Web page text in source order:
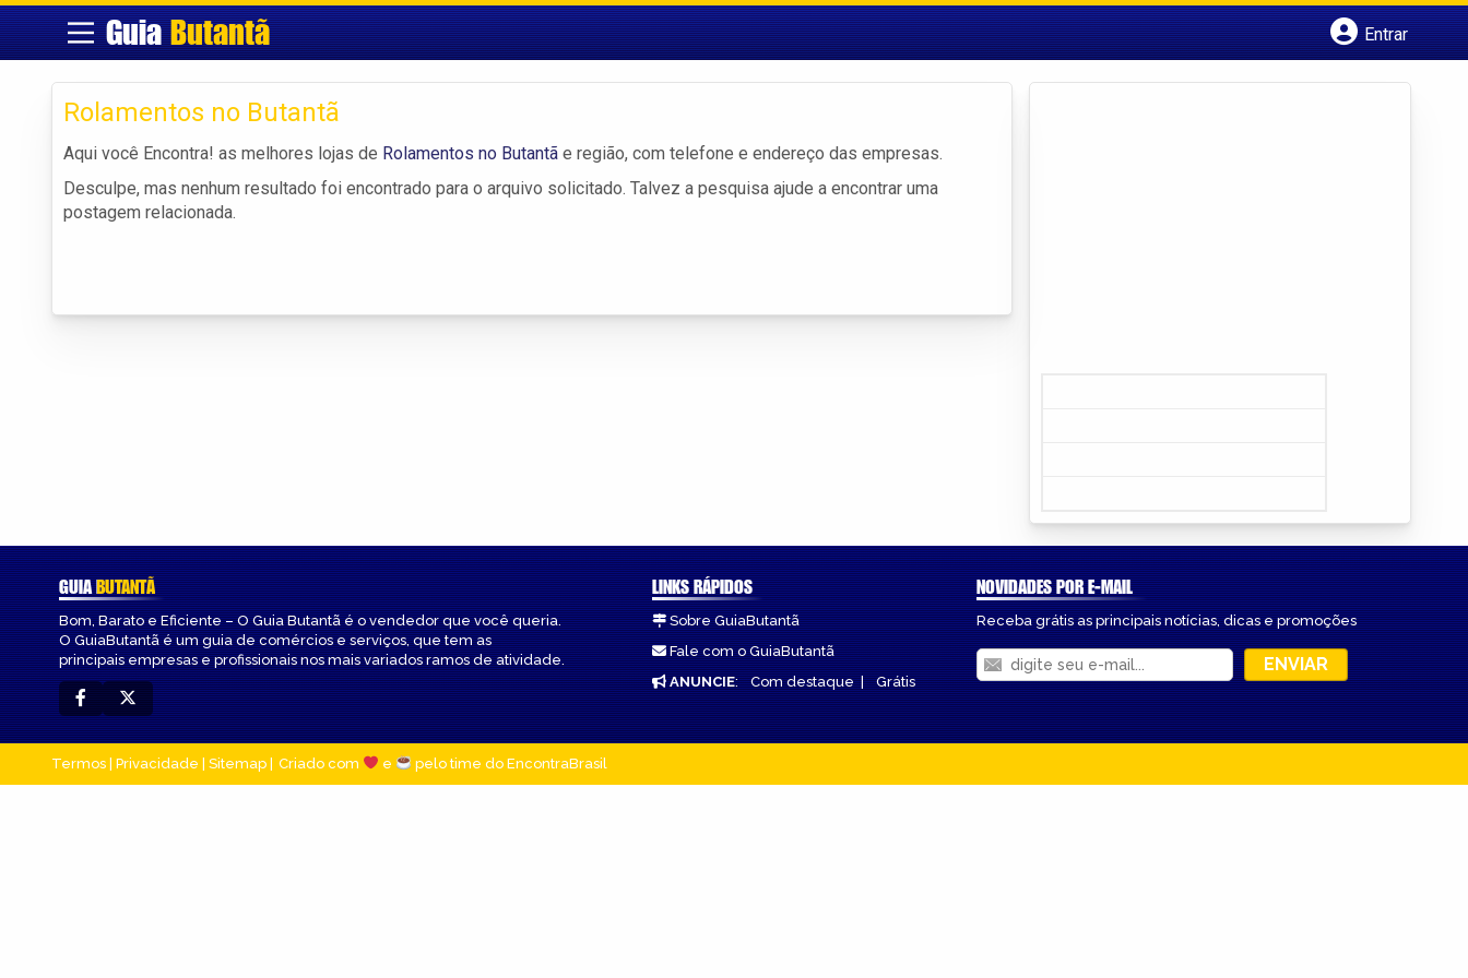
GuiaButantã
Entrar
Rolamentos no Butantã
Aqui você Encontra! as melhores lojas de Rolamentos no Butantã e região, com telefone e endereço das empresas.
Desculpe, mas nenhum resultado foi encontrado para o arquivo solicitado. Talvez a pesquisa ajude a encontrar uma
postagem relacionada.
GUIABUTANTÃ
Bom, Barato e Eficiente – O Guia Butantã é o vendedor que você queria.
O GuiaButantã é um guia de comércios e serviços, que tem as
principais empresas e profissionais nos mais variados ramos de atividade.
LINKS RÁPIDOS
Sobre GuiaButantã
Fale com o GuiaButantã
ANUNCIE: Com destaque| Grátis
NOVIDADES POR E-MAIL
Receba grátis as principais notícias, dicas e promoções
Termos | Privacidade | Sitemap Criado com e pelo time do EncontraBrasil